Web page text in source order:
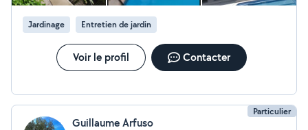
Jardinage Entretien de jardin
Voir le profil Contacter
Particulier
Guillaume Arfuso